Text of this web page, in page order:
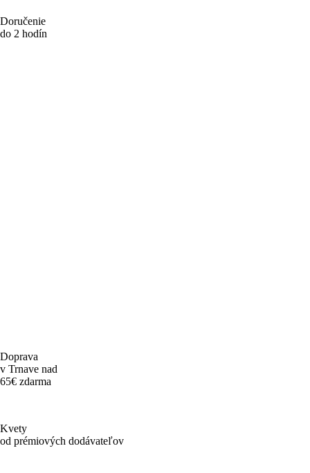
Doručenie
do 2 hodín
Doprava
v Trnave nad
65€ zdarma
Kvety
od prémiových dodávateľov